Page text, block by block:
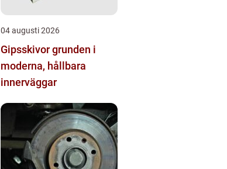
04 augusti 2026
Gipsskivor grunden i
moderna, hållbara
innerväggar